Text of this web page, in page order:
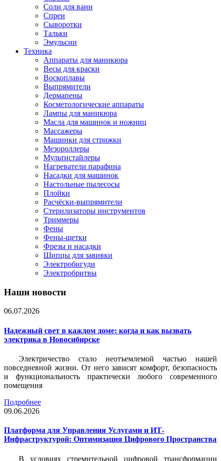
Соли для ванн
Спреи
Сыворотки
Тальки
Эмульсии
Техника
Аппараты для маникюра
Весы для краски
Воскоплавы
Выпрямители
Дермапены
Косметологические аппараты
Лампы для маникюра
Масла для машинок и ножниц
Массажеры
Машинки для стрижки
Мезороллеры
Мультистайлеры
Нагреватели парафина
Насадки для машинок
Настольные пылесосы
Плойки
Расчёски-выпрямители
Стерилизаторы инструментов
Триммеры
Фены
Фены-щетки
Фрезы и насадки
Щипцы для завивки
Электробигуди
Электробритвы
Наши новости
06.07.2026
Надежный свет в каждом доме: когда и как вызвать
электрика в Новосибирске
Электричество стало неотъемлемой частью нашей
повседневной жизни. От него зависят комфорт, безопасность
и функциональность практически любого современного
помещения
Подробнее
09.06.2026
Платформа для Управления Услугами и ИТ-
Инфраструктурой: Оптимизация Цифрового Пространства
В условиях стремительной цифровой трансформации